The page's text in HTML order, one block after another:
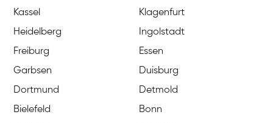
Kassel
Klagenfurt
Heidelberg
Ingolstadt
Freiburg
Essen
Garbsen
Duisburg
Dortmund
Detmold
Bielefeld
Bonn